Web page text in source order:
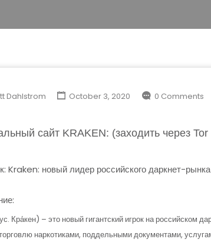
Dahlstrom October 3, 2020 0 Comments
сайт KRAKEN: (заходить через Tor
Kraken: новый лидер российского даркнет-рынка
Кра́кен) – это новый гигантский игрок на российском
наркотиками, поддельными документами,